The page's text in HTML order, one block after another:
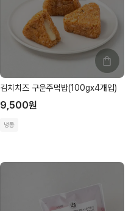
김치치즈 구운주먹밥(100gx4개입)
9,500원
냉동